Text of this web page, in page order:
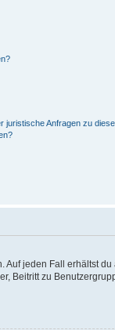
juristische Anfragen zu
jeden Fall erhältst
Beitritt zu